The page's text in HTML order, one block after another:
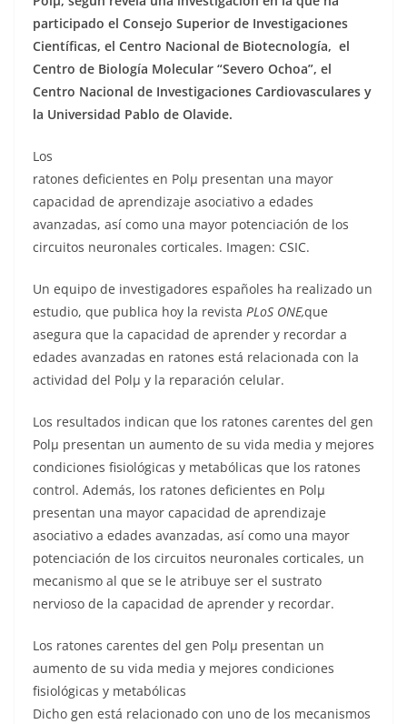
participado el Consejo Superior de Investigaciones
Científicas, el Centro Nacional de Biotecnología, el
Centro de Biología Molecular “Severo Ochoa”, el
Centro Nacional de Investigaciones Cardiovasculares y
la Universidad Pablo de Olavide.
Los
ratones deficientes en Polμ presentan una mayor
capacidad de aprendizaje asociativo a edades
avanzadas, así como una mayor potenciación de los
circuitos neuronales corticales. Imagen: CSIC.
Un equipo de investigadores españoles ha realizado un
estudio, que publica hoy la revista PLoS ONE,que
asegura que la capacidad de aprender y recordar a
edades avanzadas en ratones está relacionada con la
actividad del Polμ y la reparación celular.
Los resultados indican que los ratones carentes del gen
Polμ presentan un aumento de su vida media y mejores
condiciones fisiológicas y metabólicas que los ratones
control. Además, los ratones deficientes en Polμ
presentan una mayor capacidad de aprendizaje
asociativo a edades avanzadas, así como una mayor
potenciación de los circuitos neuronales corticales, un
mecanismo al que se le atribuye ser el sustrato
nervioso de la capacidad de aprender y recordar.
Los ratones carentes del gen Polμ presentan un
aumento de su vida media y mejores condiciones
fisiológicas y metabólicas
Dicho gen está relacionado con uno de los mecanismos